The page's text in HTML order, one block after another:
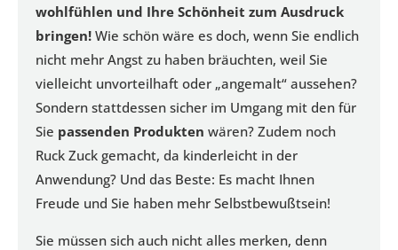
wohlfühlen und Ihre Schönheit zum Ausdruck
bringen! Wie schön wäre es doch, wenn Sie endlich
nicht mehr Angst zu haben bräuchten, weil Sie
vielleicht unvorteilhaft oder „angemalt“ aussehen?
Sondern stattdessen sicher im Umgang mit den für
Sie passenden Produktenwären? Zudem noch
Ruck Zuck gemacht, da kinderleicht in der
Anwendung? Und das Beste: Es macht Ihnen
Freude und Sie haben mehr Selbstbewußtsein!
Sie müssen sich auch nicht alles merken, denn